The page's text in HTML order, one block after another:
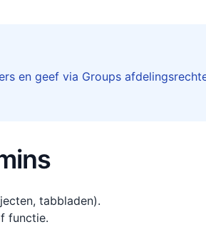
en geef via Groups
tabbladen).
functie.